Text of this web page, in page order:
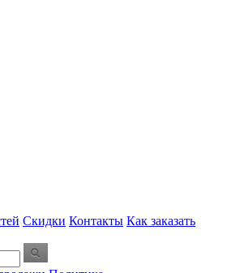
Скидки Контакты Как заказать